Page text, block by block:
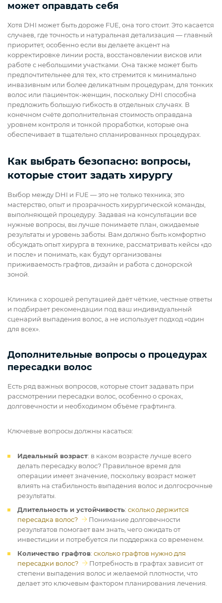
может оправдать себя
Хотя DHI может быть дороже FUE, она того стоит. Это касается
случаев, где точность и натуральная детализация — главный
приоритет, особенно если вы делаете акцент на
корректировке линии роста, восстановлении висков или
работе с небольшими участками. Она также может быть
предпочтительнее для тех, кто стремится к минимально
инвазивным или более деликатным процедурам, для тонких
волос или пациенток-женщин, поскольку DHI способна
предложить большую гибкость в отдельных случаях. В
конечном счёте дополнительная стоимость оправдана
уровнем контроля и тонкой проработки, которые она
обеспечивает в тщательно спланированных процедурах.
Как выбрать безопасно: вопросы,
которые стоит задать хирургу
Выбор между DHI и FUE — это не только техника; это
мастерство, опыт и прозрачность хирургической команды,
выполняющей процедуру. Задавая на консультации все
нужные вопросы, вы лучше понимаете план, ожидаемые
результаты и уровень заботы. Вам должно быть комфортно
обсуждать опыт хирурга в технике, рассматривать кейсы «до
и после» и понимать, как будут организованы
приживаемость графтов, дизайн и работа с донорской
зоной.
Клиника с хорошей репутацией даёт чёткие, честные ответы
и подбирает рекомендации под ваш индивидуальный
сценарий выпадения волос, а не использует подход «один
для всех».
Дополнительные вопросы о процедурах
пересадки волос
Есть ряд важных вопросов, которые стоит задавать при
рассмотрении пересадки волос, особенно о сроках,
долговечности и необходимом объёме графтинга.
Ключевые вопросы должны касаться:
Идеальный возраст: в каком возрасте лучше всего
делать пересадку волос? Правильное время для
операции имеет значение, поскольку возраст может
влиять на стабильность выпадения волос и долгосрочные
результаты.
Длительность и устойчивость: сколько держится
пересадка волос?
Понимание долговечности
результатов помогает вам знать, чего ожидать от
инвестиции и потребуется ли поддержка со временем.
Количество графтов: сколько графтов нужно для
пересадки волос?
Потребность в графтах зависит от
степени выпадения волос и желаемой плотности, что
делает это ключевым фактором планирования лечения.